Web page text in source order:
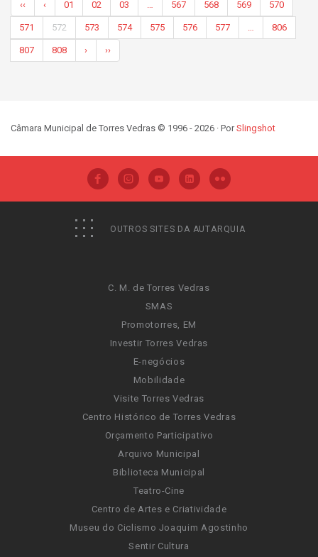
‹‹ ‹ 01 02 03 567 568 569 570
571 572 573 574 575 576 577 806
807 808 › ››
Câmara Municipal de Torres Vedras © 1996 - 2026 · PorSlingshot
OUTROS SITES DA AUTARQUIA
C. M. de Torres Vedras
SMAS
Promotorres, EM
Investir Torres Vedras
E-negócios
Mobilidade
Visite Torres Vedras
Centro Histórico de Torres Vedras
Orçamento Participativo
Arquivo Municipal
Biblioteca Municipal
Teatro-Cine
Centro de Artes e Criatividade
Museu do Ciclismo Joaquim Agostinho
Sentir Cultura